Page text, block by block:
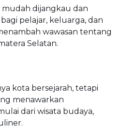
dijangkau dan
pelajar, keluarga, dan
wawasan tentang
Selatan.
kota bersejarah, tetapi
menawarkan
dari wisata budaya,